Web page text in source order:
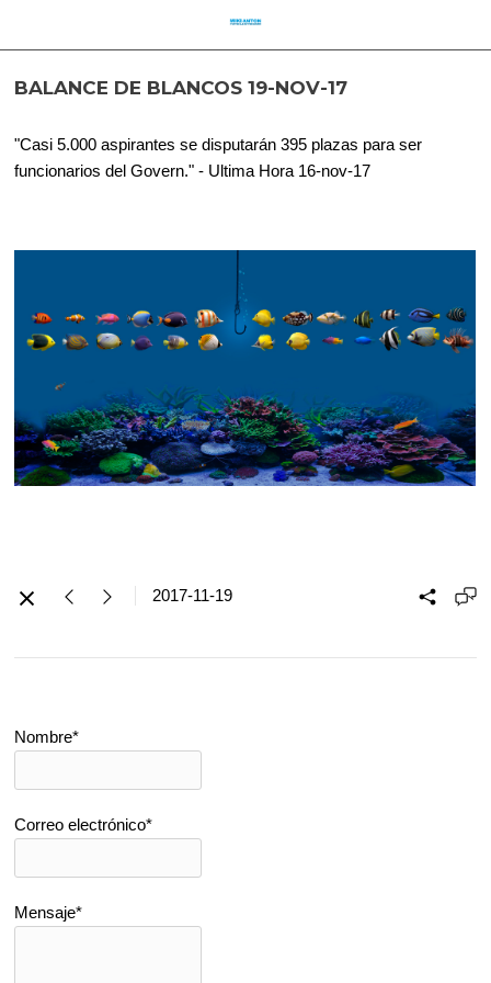
BALANCE DE BLANCOS 19-NOV-17
"Casi 5.000 aspirantes se disputarán 395 plazas para ser
funcionarios del Govern." - Ultima Hora 16-nov-17
2017-11-19
Nombre*
Correo electrónico*
Mensaje*